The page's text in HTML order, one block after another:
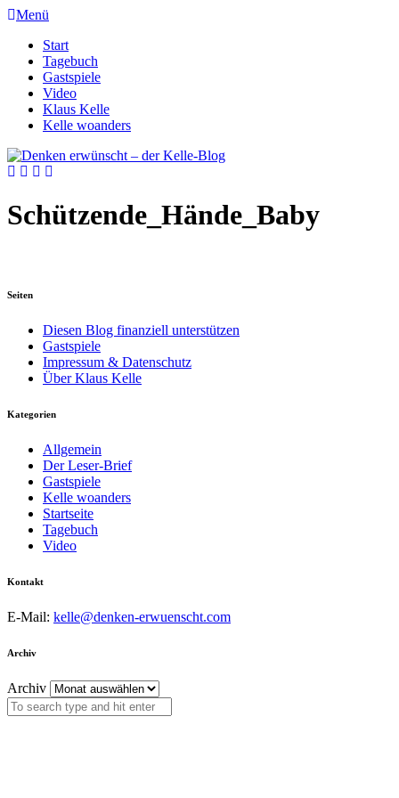
Menü
Start
Tagebuch
Gastspiele
Video
Klaus Kelle
Kelle woanders
Schützende_Hände_Baby
Seiten
Diesen Blog finanziell unterstützen
Gastspiele
Impressum & Datenschutz
Über Klaus Kelle
Kategorien
Allgemein
Der Leser-Brief
Gastspiele
Kelle woanders
Startseite
Tagebuch
Video
Kontakt
E-Mail: kelle@denken-erwuenscht.com
Archiv
Archiv